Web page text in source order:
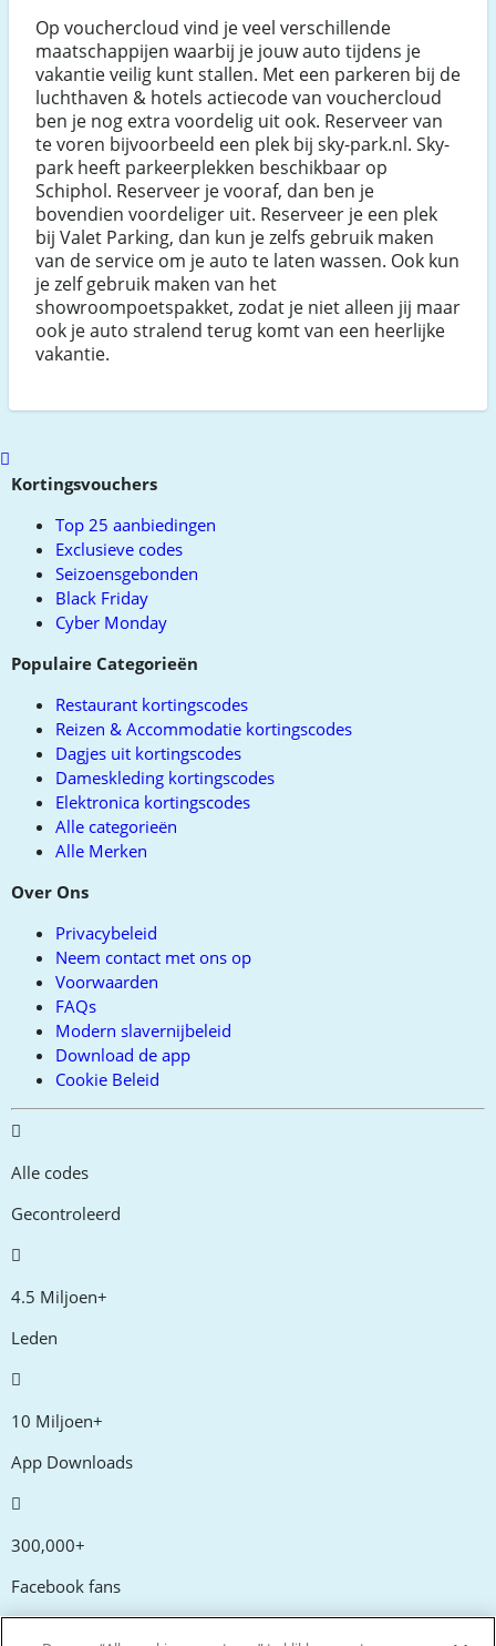
Op vouchercloud vind je veel verschillende
maatschappijen waarbij je jouw auto tijdens je
vakantie veilig kunt stallen. Met een parkeren bij de
luchthaven & hotels actiecode van vouchercloud
ben je nog extra voordelig uit ook. Reserveer van
te voren bijvoorbeeld een plek bij sky-park.nl. Sky-
park heeft parkeerplekken beschikbaar op
Schiphol. Reserveer je vooraf, dan ben je
bovendien voordeliger uit. Reserveer je een plek
bij Valet Parking, dan kun je zelfs gebruik maken
van de service om je auto te laten wassen. Ook kun
je zelf gebruik maken van het
showroompoetspakket, zodat je niet alleen jij maar
ook je auto stralend terug komt van een heerlijke
vakantie.
Scroll
toKortingsvouchers
Top 25 aanbiedingen
Exclusieve codes
Seizoensgebonden
Black Friday
Cyber Monday
Populaire Categorieën
Restaurant kortingscodes
Reizen & Accommodatie kortingscodes
Dagjes uit kortingscodes
Dameskleding kortingscodes
Elektronica kortingscodes
Alle categorieën
Alle Merken
Over Ons
Privacybeleid
Neem contact met ons op
Voorwaarden
FAQs
Modern slavernijbeleid
Download de app
Cookie Beleid
Alle codes
Gecontroleerd
4.5 Miljoen+
Leden
10 Miljoen+
App Downloads
300,000+
Facebook fans